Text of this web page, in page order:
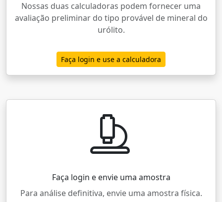
Nossas duas calculadoras podem fornecer uma
avaliação preliminar do tipo provável de mineral do
urólito.
Faça login e use a calculadora
Faça login e envie uma amostra
Para análise definitiva, envie uma amostra física.